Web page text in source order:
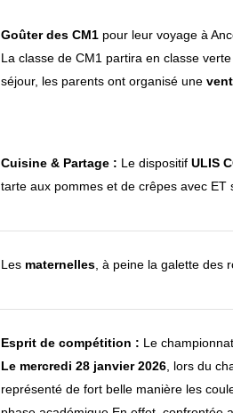
Goûter des CM1 pour leur voyage à
La classe de CM1 partira en classe verte
séjour, les parents ont organisé une
Cuisine & Partage : Le dispositifULIS
tarte aux pommes et de crêpes avec ET
Les maternelles , à peine la galette
Esprit de compétition : Le
Le mercredi 28 janvier 2026 , lors du
représenté de fort belle manière les